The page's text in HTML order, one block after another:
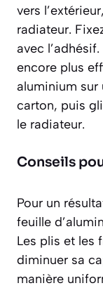
vers
radiateur.
avec
encore plus
aluminium
carton, puis
le radiateur.
Conseils
Pour un
feuille
Les plis et les
diminuer sa
manière